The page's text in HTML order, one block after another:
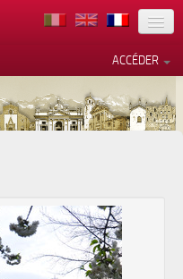
ACCÉDER
matière de